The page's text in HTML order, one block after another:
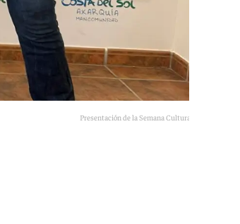
Presentación de la Semana Cultural de Cómpeta.